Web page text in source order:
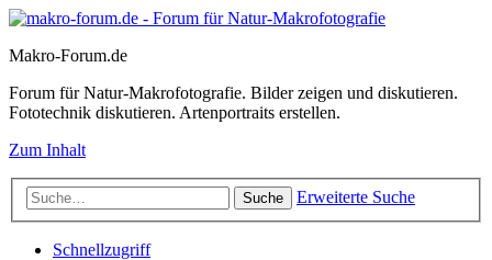
Makro-Forum.de
Forum für Natur-Makrofotografie. Bilder zeigen und diskutieren.
Fototechnik diskutieren. Artenportraits erstellen.
Zum Inhalt
Suche Erweiterte Suche
Schnellzugriff